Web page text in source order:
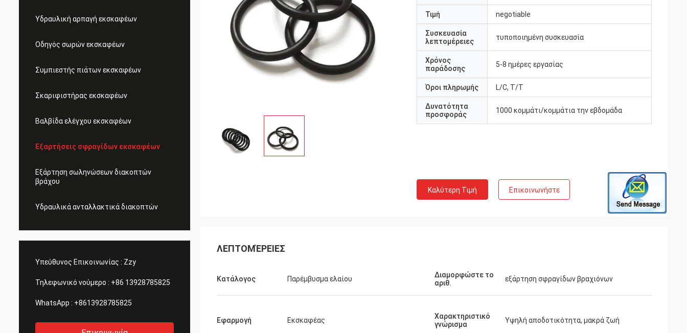
Υδραυλική αρπαγή εκσκαφέων
Οδηγός σωρών εκσκαφέων
Συμπιεστής πιάτων εκσκαφέων
Σκαριφιστήρας εκσκαφέων
Βαλβίδα ελέγχου εκσκαφέων
Εξαρτήσεις σφραγίδων εκσκαφέων
Εξάρτηση σωληνώσεων διακοπτών
βράχου
Υδραυλικά ανταλλακτικά διακοπτών
Υπεύθυνος Επικοινωνίας : Zzy
Τηλεφωνικό νούμερο : +86 13928785825
WhatsApp : +8613928785825
Τιμή negotiable
Συσκευασία
λεπτομέρειες
τυποποιημένη συσκευασία
Χρόνος
παράδοσης
5-8 ημέρες εργασίας
Όροι πληρωμής L/C, T/T
Δυνατότητα
προσφοράς
1000 κομμάτι/κομμάτια την εβδομάδα
Καλύτερη Τιμή Επικοινωνήστε
ΛΕΠΤΟΜΈΡΕΙΕΣ
Κατάλογος Παρέμβυσμα ελαίου
Διαμορφώστε το
αριθ.
εξάρτηση σφραγίδων βραχιόνων
Εφαρμογή Εκσκαφέας
Χαρακτηριστικό
γνώρισμα
Υψηλή αποδοτικότητα, μακρά ζωή